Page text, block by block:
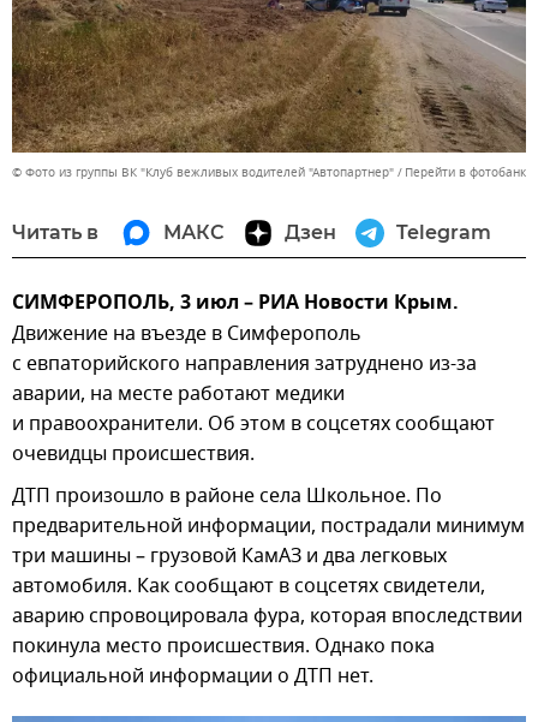
© Фото из группы ВК "Клуб вежливых водителей "Автопартнер" Перейти в фотобанк
Читать в МАКС Дзен Telegram
СИМФЕРОПОЛЬ, 3 июл – РИА Новости Крым.
Движение на въезде в Симферополь
с евпаторийского направления затруднено из-за
аварии, на месте работают медики
и правоохранители. Об этом в соцсетях сообщают
очевидцы происшествия.
ДТП произошло в районе села Школьное. По
предварительной информации, пострадали минимум
три машины – грузовой КамАЗ и два легковых
автомобиля. Как сообщают в соцсетях свидетели,
аварию спровоцировала фура, которая впоследствии
покинула место происшествия. Однако пока
официальной информации о ДТП нет.